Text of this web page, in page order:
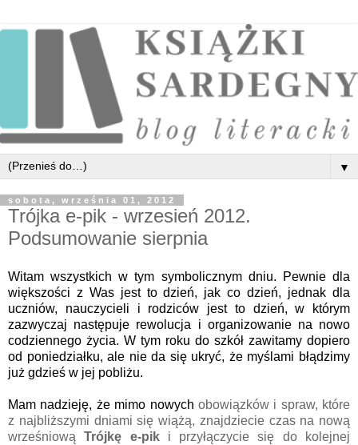
▼
sobota, września 01, 2012
Trójka e-pik - wrzesień 2012.
Podsumowanie sierpnia
Witam wszystkich w tym symbolicznym dniu. Pewnie dla
większości z Was jest to dzień, jak co dzień, jednak dla
uczniów, nauczycieli i rodziców jest to dzień, w którym
zazwyczaj następuje rewolucja i organizowanie na nowo
codziennego życia. W tym roku do szkół zawitamy dopiero
od poniedziałku, ale nie da się ukryć, że myślami błądzimy
już gdzieś w jej pobliżu.
Mam nadzieję, że mimo nowych obowiązków i spraw, które
z najbliższymi dniami się wiążą, znajdziecie czas na nową
wrześniowąTrójkę e-piki przyłączycie się do kolejnej